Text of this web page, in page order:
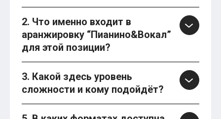
2. Что именно входит в
аранжировку “Пианино&Вокал”
для этой позиции?
3. Какой здесь уровень
сложности и кому подойдёт?